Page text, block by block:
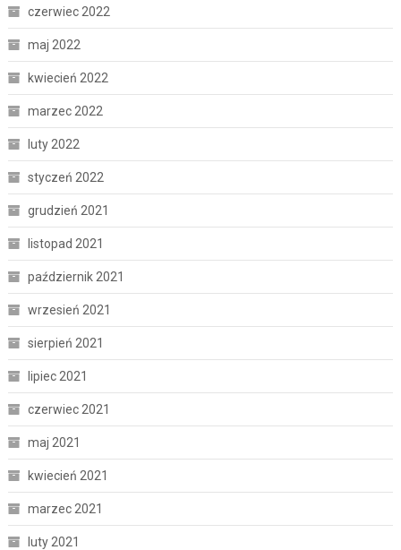
czerwiec 2022
maj 2022
kwiecień 2022
marzec 2022
luty 2022
styczeń 2022
grudzień 2021
listopad 2021
październik 2021
wrzesień 2021
sierpień 2021
lipiec 2021
czerwiec 2021
maj 2021
kwiecień 2021
marzec 2021
luty 2021